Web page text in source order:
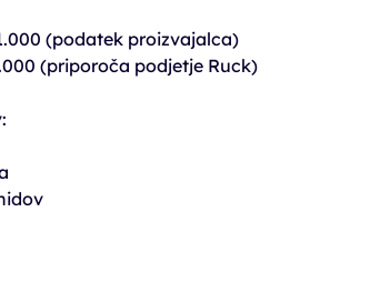
(podatek proizvajalca)
(priporoča podjetje Ruck)